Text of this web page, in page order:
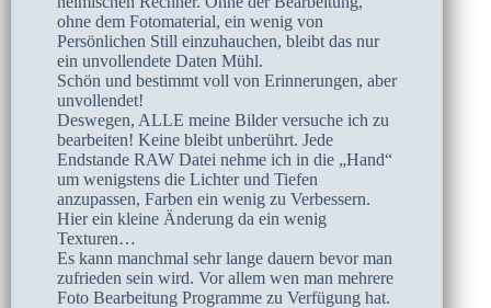
ohne dem Fotomaterial, ein wenig von
Persönlichen Still einzuhauchen, bleibt das nur
ein unvollendete Daten Mühl.
Schön und bestimmt voll von Erinnerungen, aber
unvollendet!
Deswegen, ALLE meine Bilder versuche ich zu
bearbeiten! Keine bleibt unberührt. Jede
Endstande RAW Datei nehme ich in die „Hand“
um wenigstens die Lichter und Tiefen
anzupassen, Farben ein wenig zu Verbessern.
Hier ein kleine Änderung da ein wenig
Texturen…
Es kann manchmal sehr lange dauern bevor man
zufrieden sein wird. Vor allem wen man mehrere
Foto Bearbeitung Programme zu Verfügung hat.